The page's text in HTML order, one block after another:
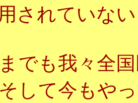
用されていな
でも我々全
して今もや